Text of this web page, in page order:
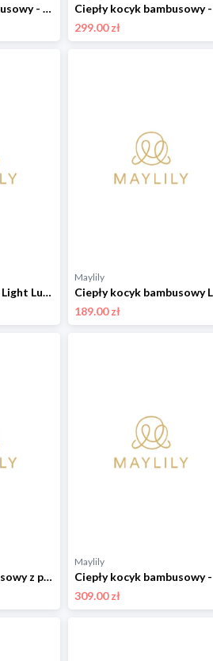
Ciepły kocyk bambusowy - My Space by Maffashion - srebrny 75x100 cm
299.00 zł
Kocyk bambusowy Light Luxe - Rajskie piórka - pink
Maylily
189.00 zł
Letni kocyk bambusowy z pomponikami - Rajskie ptaszki - OUTLET 100x120 cm
Maylily
309.00 zł